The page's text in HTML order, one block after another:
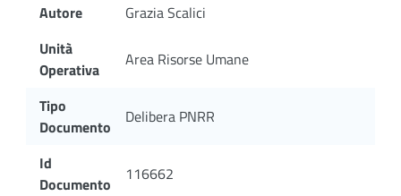
Autore
Grazia Scalici
Unità
Operativa
Area Risorse Umane
Tipo
Documento
Delibera PNRR
Id
Documento
116662